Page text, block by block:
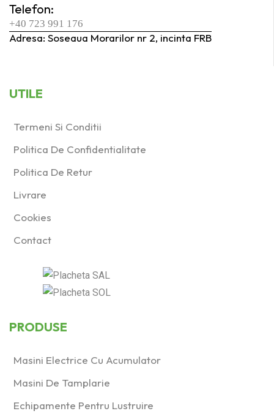
Telefon:
+40 723 991 176
Adresa: Soseaua Morarilor nr 2, incinta FRB
UTILE
Termeni Si Conditii
Politica De Confidentialitate
Politica De Retur
Livrare
Cookies
Contact
PRODUSE
Masini Electrice Cu Acumulator
Masini De Tamplarie
Echipamente Pentru Lustruire